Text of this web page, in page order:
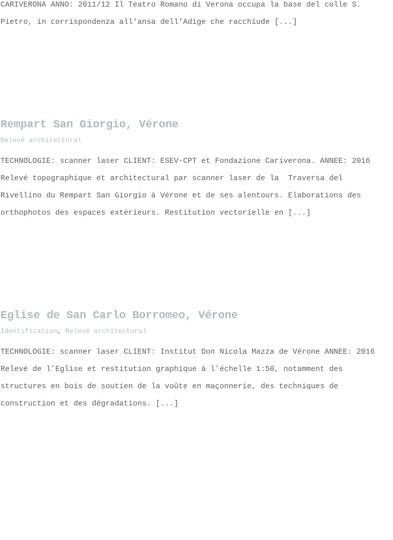
CARIVERONA ANNO: 2011/12 Il Teatro Romano di Verona occupa la base del colle S.
Pietro, in corrispondenza all'ansa dell'Adige che racchiude [...]
Rempart San Giorgio, Vérone
Relevé architectural
TECHNOLOGIE: scanner laser CLIENT: ESEV-CPT et Fondazione Cariverona. ANNEE: 2016
Relevé topographique et architectural par scanner laser de la Traversa del
Rivellino du Rempart San Giorgio à Vérone et de ses alentours. Elaborations des
orthophotos des espaces extérieurs. Restitution vectorielle en [...]
Eglise de San Carlo Borromeo, Vérone
Identification , Relevé architectural
TECHNOLOGIE: scanner laser CLIENT: Institut Don Nicola Mazza de Vérone ANNEE: 2016
Relevé de l’Eglise et restitution graphique à l’échelle 1:50, notamment des
structures en bois de soutien de la voûte en maçonnerie, des techniques de
construction et des dégradations. [...]